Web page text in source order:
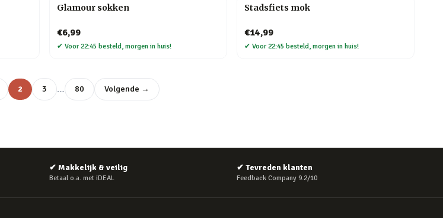
Glamour sokken
€6,99
✔ Voor 22:45 besteld, morgen in huis!
Stadsfiets mok
€14,99
✔ Voor 22:45 besteld, morgen in huis!
2 3 … 80 Volgende →
✔ Makkelijk & veilig
Betaal o.a. met iDEAL
✔ Tevreden klanten
Feedback Company 9.2/10